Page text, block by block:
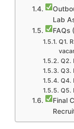
Lab
FAQs
Q1.
Q2.
Q3.
Q4.
Q5.
Final